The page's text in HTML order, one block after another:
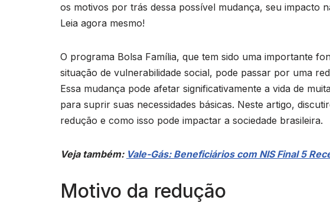
os motivos por trás dessa possível mudança, seu impacto
Leia agora mesmo!
O programa Bolsa Família, que tem sido uma importante
situação de vulnerabilidade social, pode passar por uma
Essa mudança pode afetar significativamente a vida de
para suprir suas necessidades básicas. Neste artigo,
redução e como isso pode impactar a sociedade brasileira.
Veja também: Vale-Gás: Beneficiários com NIS Final 5
Motivo da redução